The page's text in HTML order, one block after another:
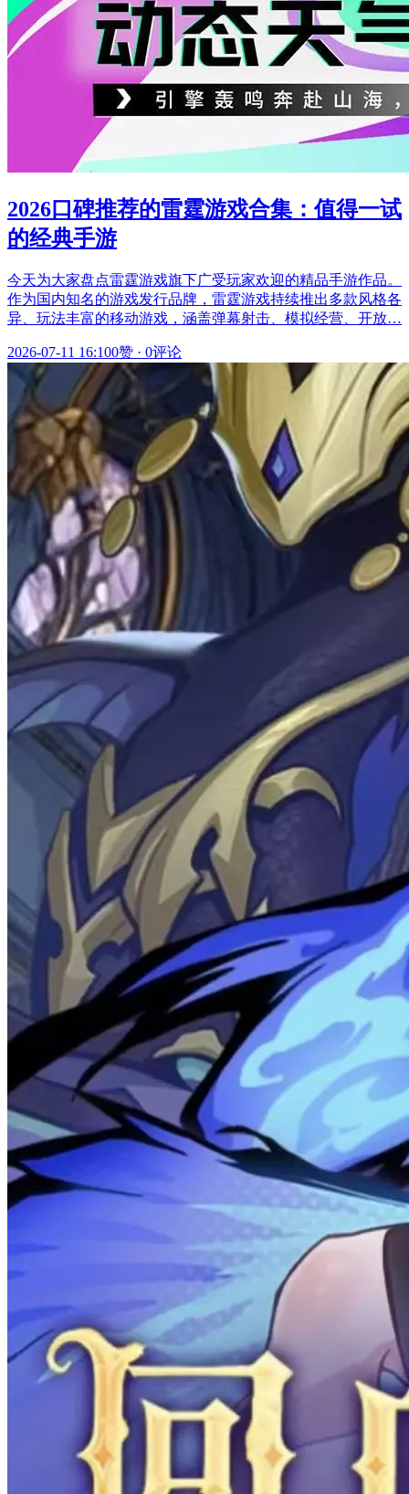
2026口碑推荐的雷霆游戏合集：值得一试
的经典手游
今天为大家盘点雷霆游戏旗下广受玩家欢迎的精品手游作品。
作为国内知名的游戏发行品牌，雷霆游戏持续推出多款风格各
异、玩法丰富的移动游戏，涵盖弹幕射击、模拟经营、开放…
2026-07-11 16:100赞 · 0评论